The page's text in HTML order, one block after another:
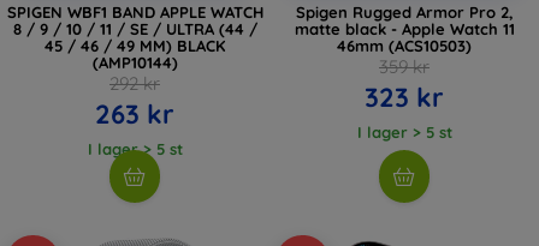
SPIGEN WBF1 BAND APPLE WATCH
8 / 9 / 10 / 11 / SE / ULTRA (44 /
45 / 46 / 49 MM) BLACK
(AMP10144)
292 kr
263 kr
I lager > 5 st
Spigen Rugged Armor Pro 2,
matte black - Apple Watch 11
46mm (ACS10503)
359 kr
323 kr
I lager > 5 st